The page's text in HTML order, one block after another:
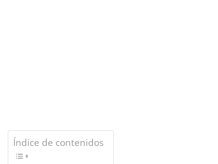
Índice de contenidos